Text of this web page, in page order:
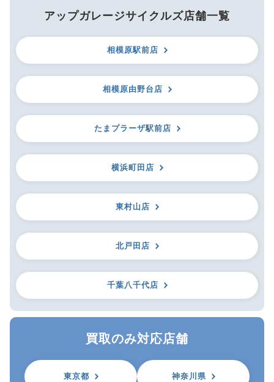
アップガレージサイクルズ店舗一覧
相模原駅前店
相模原由野台店
たまプラーザ駅前店
横浜町田店
東村山店
北戸田店
千葉八千代店
買取のみ対応店舗
東京都 神奈川県